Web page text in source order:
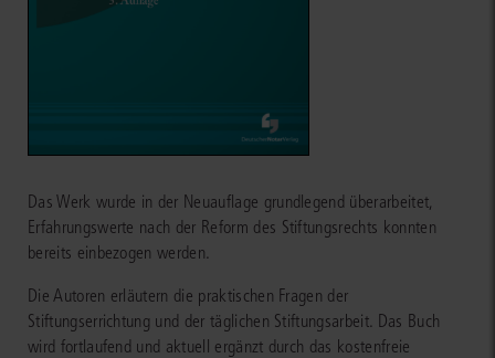
Das Werk wurde in der Neuauflage grundlegend überarbeitet,
Erfahrungswerte nach der Reform des Stiftungsrechts konnten
bereits einbezogen werden.
Die Autoren erläutern die praktischen Fragen der
Stiftungserrichtung und der täglichen Stiftungsarbeit. Das Buch
wird fortlaufend und aktuell ergänzt durch das kostenfreie